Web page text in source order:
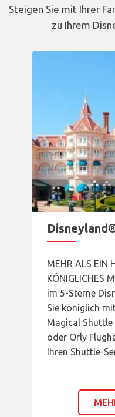
Steigen Sie mit Ihrer
zu Ihrem
MEHR ALS EIN
KÖNIGLICHES
im 5-Sterne
Sie königlich
Magical Shuttle
oder Orly
Ihren Shuttle-